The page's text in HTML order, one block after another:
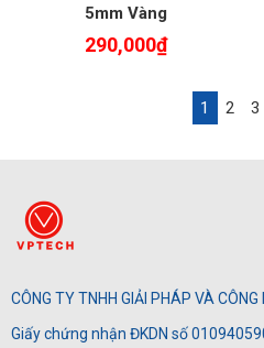
5mm Vàng
290,000₫
1 2 3
CÔNG TY TNHH GIẢI PHÁP VÀ
Giấy chứng nhận ĐKDN số